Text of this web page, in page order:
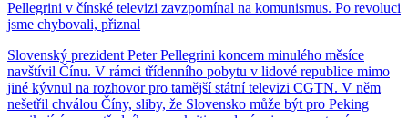
Pellegrini v čínské televizi zavzpomínal na komunismus. Po revoluci
jsme chybovali, přiznal
Slovenský prezident Peter Pellegrini koncem minulého měsíce
navštívil Čínu. V rámci třídenního pobytu v lidové republice mimo
jiné kývnul na rozhovor pro tamější státní televizi CGTN. V něm
nešetřil chválou Číny, sliby, že Slovensko může být pro Peking